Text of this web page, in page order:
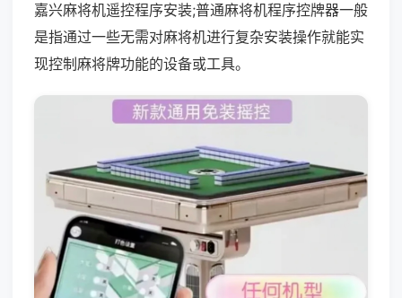
嘉兴麻将机遥控程序安装;普通麻将机程序控牌器一般
是指通过一些无需对麻将机进行复杂安装操作就能实
现控制麻将牌功能的设备或工具。